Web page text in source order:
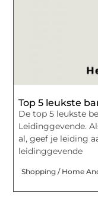
Top 5 leukste
De top 5 leukste
Leidinggevende.
al, geef je leiding
leidinggevende
Shopping / Home